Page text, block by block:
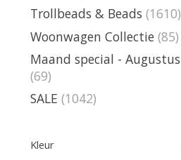
Trollbeads & Beads (1610)
Woonwagen Collectie (85)
Maand special - Augustus
(69)
SALE (1042)
Kleur